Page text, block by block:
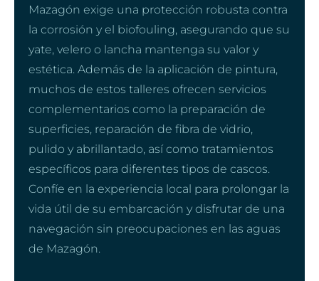
Mazagón exige una protección robusta contra
la corrosión y el biofouling, asegurando que su
yate, velero o lancha mantenga su valor y
estética. Además de la aplicación de pintura,
muchos de estos talleres ofrecen servicios
complementarios como la preparación de
superficies, reparación de fibra de vidrio,
pulido y abrillantado, así como tratamientos
específicos para diferentes tipos de cascos.
Confíe en la experiencia local para prolongar la
vida útil de su embarcación y disfrutar de una
navegación sin preocupaciones en las aguas
de Mazagón.